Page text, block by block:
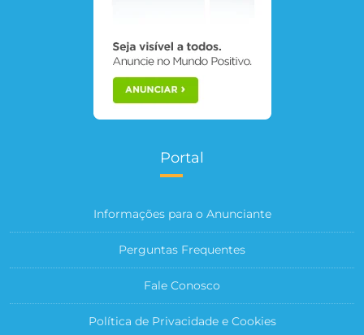
Portal
Informações para o Anunciante
Perguntas Frequentes
Fale Conosco
Política de Privacidade e Cookies